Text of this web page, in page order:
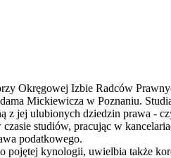
Okręgowej Izbie Radców
Mickiewicza w Poznaniu.
z jej ulubionych dziedzin prawa -
studiów, pracując w
podatkowego.
pojętej kynologii, uwielbia także